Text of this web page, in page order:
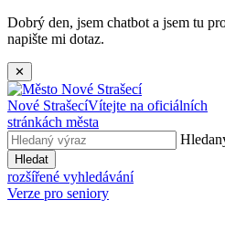
Dobrý den, jsem chatbot a jsem tu
napište mi dotaz.
✕
Nové StrašecíVítejte na oficiálních
stránkách města
Hledat
rozšířené vyhledávání
Verze pro seniory